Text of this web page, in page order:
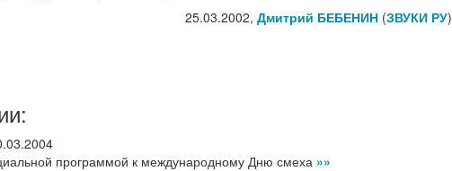
25.03.2002, Дмитрий БЕБЕНИН(ЗВУКИ РУ)
программой к международному Дню смеха »»